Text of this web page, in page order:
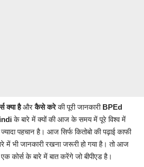
क्या हैऔरकैसे करेकी पूरी जानकारी BPEd
के बारे में क्यों की आज के समय में पूरे विश्व में
पहचान है। आज सिर्फ कितोबो की पढ़ाई काफी
में भी जानकारी रखना जरूरी हो गया है।तो आज
कोर्स के बारे में बात करेंगे जो बीपीएड है।